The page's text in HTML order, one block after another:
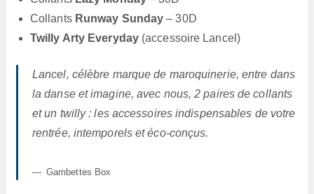
Collants Runway Sunday – 30D
Twilly Arty Everyday(accessoire Lancel)
Lancel, célèbre marque de maroquinerie, entre dans
la danse et imagine, avec nous, 2 paires de collants
et un twilly : les accessoires indispensables de votre
rentrée, intemporels et éco-conçus.
Gambettes Box